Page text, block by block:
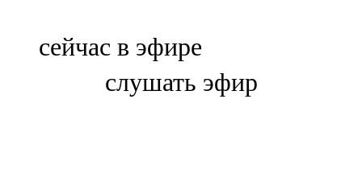
Болгар
сейчас в эфире
слушать эфир